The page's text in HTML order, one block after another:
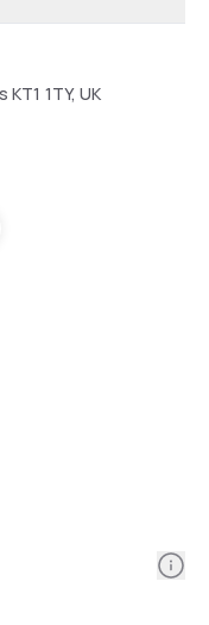
1TY, UK